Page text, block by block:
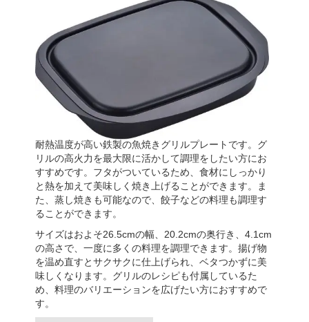
耐熱温度が高い鉄製の魚焼きグリルプレートです。グ
リルの高火力を最大限に活かして調理をしたい方にお
すすめです。フタがついているため、食材にしっかり
と熱を加えて美味しく焼き上げることができます。ま
た、蒸し焼きも可能なので、餃子などの料理も調理す
ることができます。
サイズはおよそ26.5cmの幅、20.2cmの奥行き、4.1cm
の高さで、一度に多くの料理を調理できます。揚げ物
を温め直すとサクサクに仕上げられ、ベタつかずに美
味しくなります。グリルのレシピも付属しているた
め、料理のバリエーションを広げたい方におすすめで
す。